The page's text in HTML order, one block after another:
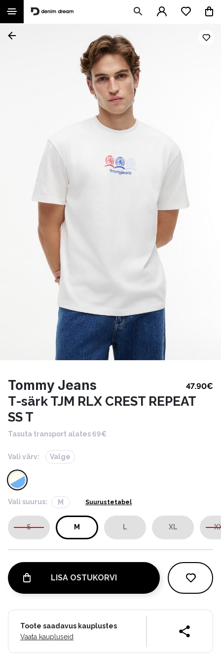
Tommy Jeans 47.90€
T-särk TJM RLX CREST REPEAT
SS T
Tasuta transport alates 69€
Vali värv: Valge
Vali suurus: M Suurustetabel
S M L XL
LISA OSTUKORVI
Toote saadavus kauplustes
Vaata kaupluseid